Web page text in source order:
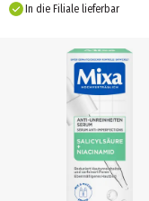
In die Filiale lieferbar